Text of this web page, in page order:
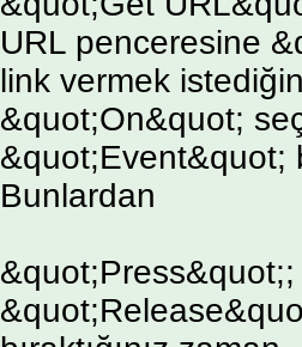
URL penceresine
link vermek
&quot;On&quot;
&quot;Event&quot;
Bunlardan
&quot;Press&quot;;